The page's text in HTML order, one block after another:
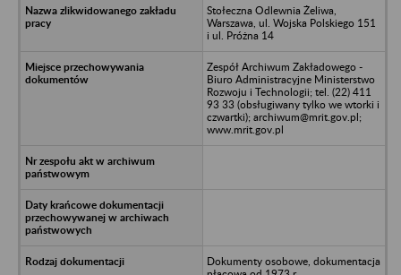
Stołeczna Odlewnia Żeliwa,
Warszawa, ul. Wojska Polskiego 151
i ul. Próżna 14
Zespół Archiwum Zakładowego -
Biuro Administracyjne Ministerstwo
Rozwoju i Technologii; tel. (22) 411
93 33 (obsługiwany tylko we wtorki i
czwartki); archiwum@mrit.gov.pl;
www.mrit.gov.pl
Dokumenty osobowe, dokumentacja